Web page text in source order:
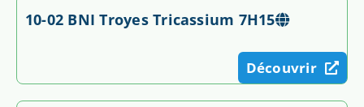
10-02 BNI Troyes Tricassium 7H15
Découvrir